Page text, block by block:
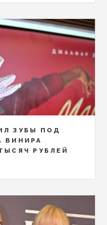
ЗУБЫ ПОД
ВИНИРА
РУБЛЕЙ